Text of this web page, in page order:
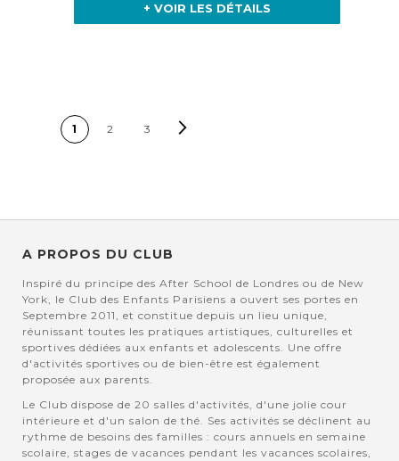
+ VOIR LES DÉTAILS
Vous lisez actuellement la
1 Page
2 3
A PROPOS DU CLUB
Inspiré du principe des After School de Londres ou de New
York, le Club des Enfants Parisiens a ouvert ses portes en
Septembre 2011, et constitue depuis un lieu unique,
réunissant toutes les pratiques artistiques, culturelles et
sportives dédiées aux enfants et adolescents. Une offre
d'activités sportives ou de bien-être est également
proposée aux parents.
Le Club dispose de 20 salles d'activités, d'une jolie cour
intérieure et d'un salon de thé. Ses activités se déclinent au
rythme de besoins des familles : cours annuels en semaine
scolaire, stages de vacances pendant les vacances scolaires,